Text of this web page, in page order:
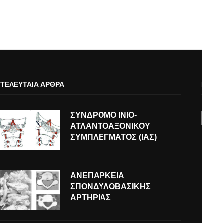
ΤΕΛΕΥΤΑΊΑ ΆΡΘΡΑ
ΣΥΝΔΡΟΜΟ ΙΝΙΟ-
ΑΤΛΑΝΤΟΑΞΟΝΙΚΟΥ
ΣΥΜΠΛΕΓΜΑΤΟΣ (ΙΑΣ)
ΑΝΕΠΑΡΚΕΙΑ
ΣΠΟΝΔΥΛΟΒΑΣΙΚΗΣ
ΑΡΤΗΡΙΑΣ